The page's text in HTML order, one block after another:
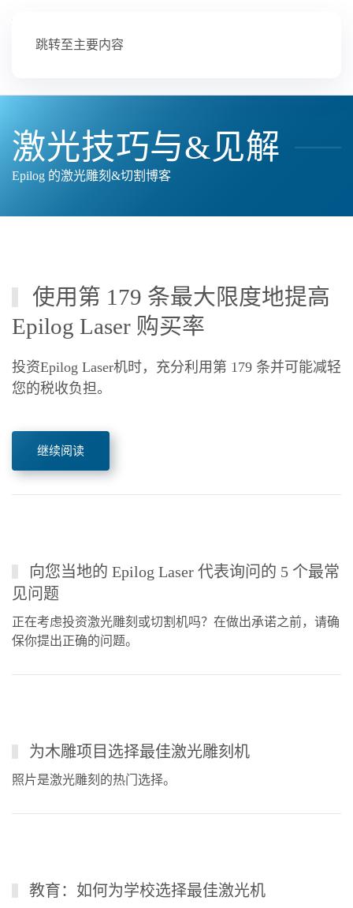
跳转至主要内容
激光技巧与&见解
Epilog 的激光雕刻&切割博客
使用第 179 条最大限度地提高
Epilog Laser 购买率
投资Epilog Laser机时，充分利用第 179 条并可能减轻
您的税收负担。
继续阅读
向您当地的 Epilog Laser 代表询问的 5 个最常
见问题
正在考虑投资激光雕刻或切割机吗？在做出承诺之前，请确
保你提出正确的问题。
为木雕项目选择最佳激光雕刻机
照片是激光雕刻的热门选择。
教育：如何为学校选择最佳激光机